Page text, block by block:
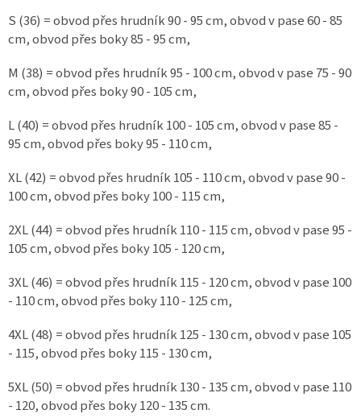
S (36) = obvod přes hrudník 90 - 95 cm, obvod v pase 60 - 85
cm, obvod přes boky 85 - 95 cm,
M (38) = obvod přes hrudník 95 - 100 cm, obvod v pase 75 - 90
cm, obvod přes boky 90 - 105 cm,
L (40) = obvod přes hrudník 100 - 105 cm, obvod v pase 85 -
95 cm, obvod přes boky 95 - 110 cm,
XL (42) = obvod přes hrudník 105 - 110 cm, obvod v pase 90 -
100 cm, obvod přes boky 100 - 115 cm,
2XL (44) = obvod přes hrudník 110 - 115 cm, obvod v pase 95 -
105 cm, obvod přes boky 105 - 120 cm,
3XL (46) = obvod přes hrudník 115 - 120 cm, obvod v pase 100
- 110 cm, obvod přes boky 110 - 125 cm,
4XL (48) = obvod přes hrudník 125 - 130 cm, obvod v pase 105
- 115, obvod přes boky 115 - 130 cm,
5XL (50) = obvod přes hrudník 130 - 135 cm, obvod v pase 110
- 120, obvod přes boky 120 - 135 cm.